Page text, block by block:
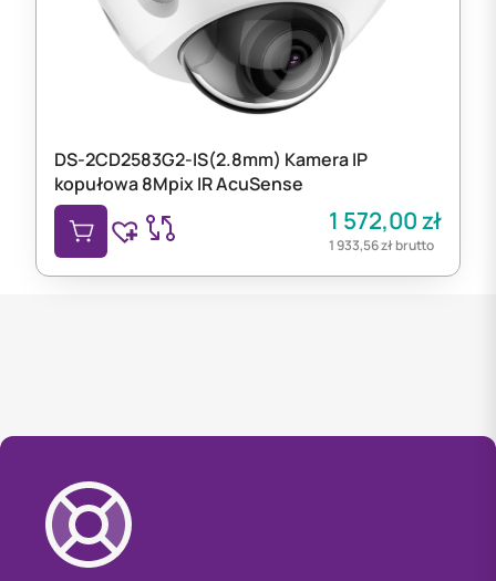
DS-2CD2583G2-IS(2.8mm) Kamera IP
kopułowa 8Mpix IR AcuSense
1 572,00zł
1 933,56złbrutto